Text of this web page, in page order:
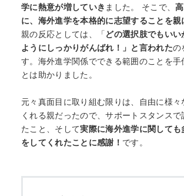
学に熱意が増していき ました。 そこで、
に、 海外進学を本格的に志望することを親
親の反応としては、「どの選択肢でもいい
ようにしっかりがんばれ！」 と言われたの
す。 海外進学関係でできる範囲のことを手
とは助かりま した。
元々真面目に取り組む限りは、自由に様
くれる親だったので、サポートスタンス
たこと、そして実際に海外進学に関しても
をしてくれたことに感謝！ です。